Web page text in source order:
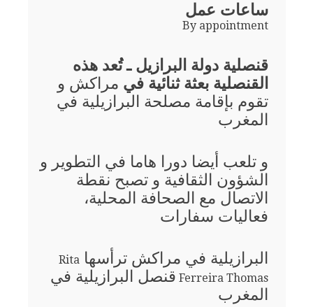
ساعات عمل
By appointment
قنصلية دولة البرازيل ـ تُعد هذه
القنصلية بعثة ثنائية في مراكش و
تقوم بإقامة مصلحة البرازيلية في
المغرب
و تلعب أيضا دورا هاما في التطوير و
الشؤون الثقافية و تصبح نقطة
الاتصال مع الصحافة المحلية،
فعاليات سفارات
البرازيلية في مراكش ترأسها Rita
Ferreira Thomas قنصل البرازيلية في
المغرب